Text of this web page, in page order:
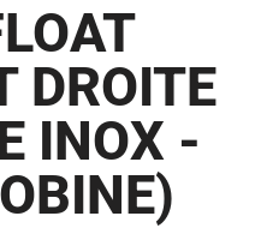
DROITE
INOX -